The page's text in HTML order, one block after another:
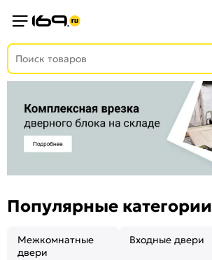
Популярные категории
Межкомнатные
двери
Входные двери